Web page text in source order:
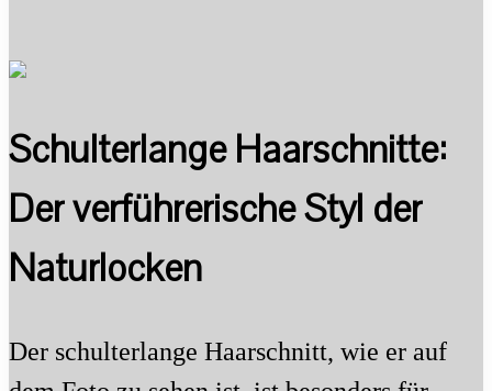
Schulterlange Haarschnitte:
Der verführerische Styl der
Naturlocken
Der schulterlange Haarschnitt, wie er auf